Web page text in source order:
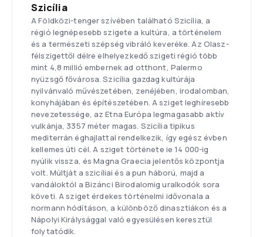
Szicília
A Földközi-tenger szívében található Szicília, a
régió legnépesebb szigete a kultúra, a történelem
és a természeti szépség vibráló keveréke. Az Olasz-
félszigettől délre elhelyezkedő szigeti régió több
mint 4,8 millió embernek ad otthont, Palermo
nyüzsgő fővárosa. Szicília gazdag kultúrája
nyilvánvaló művészetében, zenéjében, irodalomban,
konyhájában és építészetében. A sziget leghíresebb
nevezetessége, az Etna Európa legmagasabb aktív
vulkánja, 3357 méter magas. Szicília tipikus
mediterrán éghajlattal rendelkezik, így egész évben
kellemes úti cél. A sziget története ie 14 000-ig
nyúlik vissza, és Magna Graecia jelentős központja
volt. Múltját a szicíliai és a pun háború, majd a
vandáloktól a Bizánci Birodalomig uralkodók sora
követi. A sziget érdekes történelmi idővonala a
normann hódításon, a különböző dinasztiákon és a
Nápolyi Királysággal való egyesülésen keresztül
folytatódik.